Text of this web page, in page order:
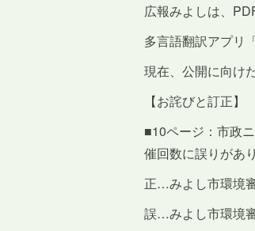
広報みよしは、
多言語翻訳アプリ
現在、公開に向け
【お詫びと訂正】
■10ページ：市政
催回数に誤りがあ
正…みよし市環境
誤…みよし市環境